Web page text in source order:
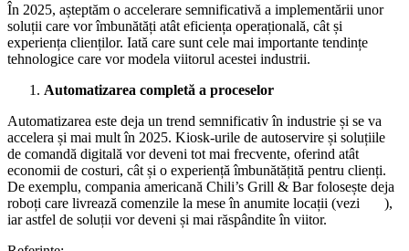
În 2025, așteptăm o accelerare semnificativă a implementării unor
soluții care vor îmbunătăți atât eficiența operațională, cât și
experiența clienților. Iată care sunt cele mai importante tendințe
tehnologice care vor modela viitorul acestei industrii.
Automatizarea completă a proceselor
Automatizarea este deja un trend semnificativ în industrie și se va
accelera și mai mult în 2025. Kiosk-urile de autoservire și soluțiile
de comandă digitală vor deveni tot mai frecvente, oferind atât
economii de costuri, cât și o experiență îmbunătățită pentru clienți.
De exemplu, compania americană Chili’s Grill & Bar folosește deja
roboți care livrează comenzile la mese în anumite locații (vezi
),
iar astfel de soluții vor deveni și mai răspândite în viitor.